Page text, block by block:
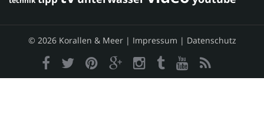
© 2026 Korallen & Meer | Impressum | Datenschutz